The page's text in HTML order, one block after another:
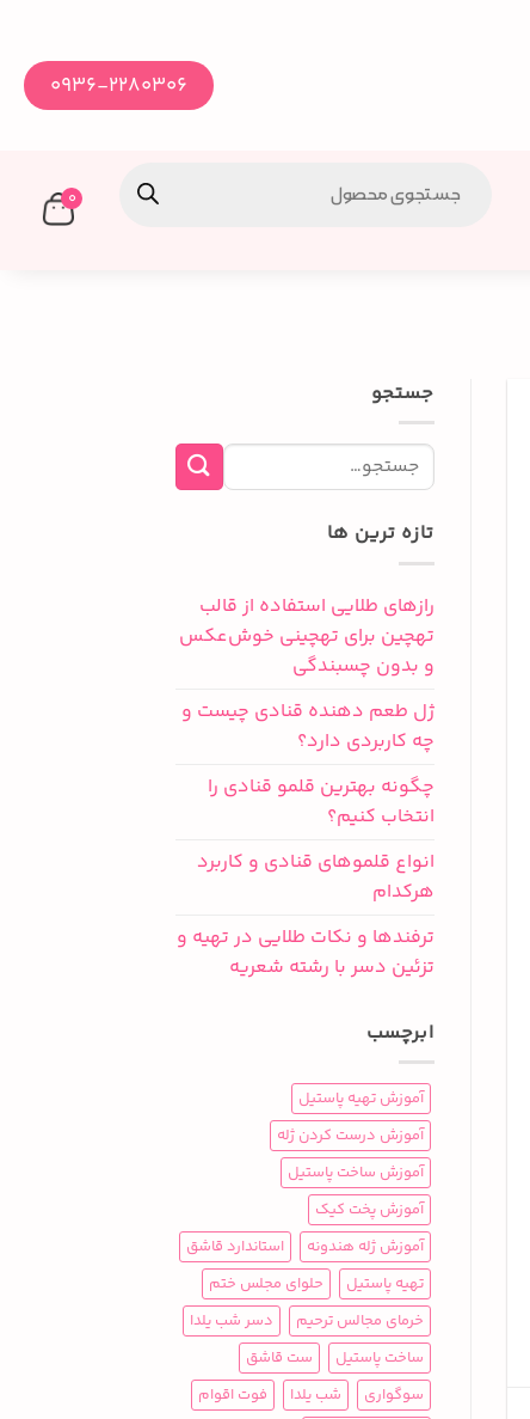
0936-2280306
0
جستجو
تازه ترین ها
رازهای طلایی استفاده از قالب
تهچین برای تهچینی خوش‌عکس
و بدون چسبندگی
ژل طعم دهنده قنادی چیست و
چه کاربردی دارد؟
چگونه بهترین قلمو قنادی را
انتخاب کنیم؟
انواع قلموهای قنادی و کاربرد
هرکدام
ترفندها و نکات طلایی در تهیه و
تزئین دسر با رشته شعریه
ابرچسب
آموزش تهیه پاستیل
آموزش درست کردن ژله
آموزش ساخت پاستیل
آموزش پخت کیک
آموزش ژله هندونه
استاندارد قاشق
تهیه پاستیل
حلوای مجلس ختم
خرمای مجالس ترحیم
دسر شب یلدا
ساخت پاستیل
ست قاشق
سوگواری
شب یلدا
فوت اقوام